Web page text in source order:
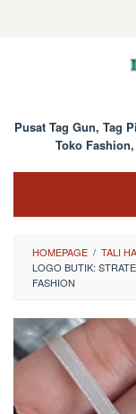
Pusat Tag Gun, Tag
Toko
HOMEPAGE / TALI
LOGO BUTIK:
FASHION